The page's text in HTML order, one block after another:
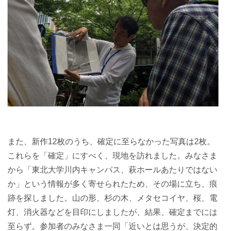
また、新作12枚のうち、確定に至らなかった写真は2枚。
これらを「確定」にすべく、現地を訪れました。みなさま
から「東北大学川内キャンパス、萩ホールあたりではない
か」という情報が多く寄せられたため、その場に立ち、痕
跡を探しました。山の形、杉の木、メタセコイヤ、桜、電
灯、消火器などを目印にしましたが、結果、確定までには
至らず。参加者のみなさま一同「近いとは思うが、決定的